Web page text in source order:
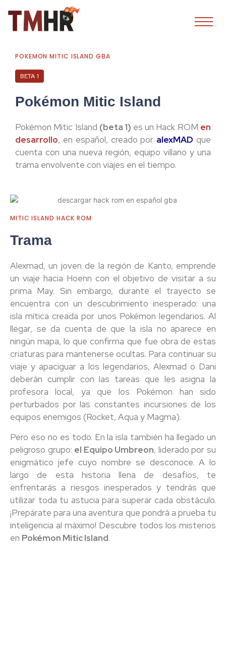
POKEMON MITIC ISLAND GBA
BETA 1
Pokémon Mitic Island
Pokémon Mitic Island (beta 1) es un Hack ROM en
desarrollo, en español, creado por alexMAD que
cuenta con una nueva región, equipo villano y una
trama envolvente con viajes en el tiempo.
MITIC ISLAND HACK ROM
Trama
Alexmad, un joven de la región de Kanto, emprende
un viaje hacia Hoenn con el objetivo de visitar a su
prima May. Sin embargo, durante el trayecto se
encuentra con un descubrimiento inesperado: una
isla mítica creada por unos Pokémon legendarios. Al
llegar, se da cuenta de que la isla no aparece en
ningún mapa, lo que confirma que fue obra de estas
criaturas para mantenerse ocultas. Para continuar su
viaje y apaciguar a los legendarios, Alexmad o Dani
deberán cumplir con las tareas que les asigna la
profesora local, ya que los Pokémon han sido
perturbados por las constantes incursiones de los
equipos enemigos (Rocket, Aqua y Magma).
Pero eso no es todo. En la isla también ha llegado un
peligroso grupo: el Equipo Umbreon, liderado por su
enigmático jefe cuyo nombre se desconoce. A lo
largo de esta historia llena de desafíos, te
enfrentarás a riesgos inesperados y tendrás que
utilizar toda tu astucia para superar cada obstáculo.
¡Prepárate para una aventura que pondrá a prueba tu
inteligencia al máximo! Descubre todos los misterios
en Pokémon Mitic Island.